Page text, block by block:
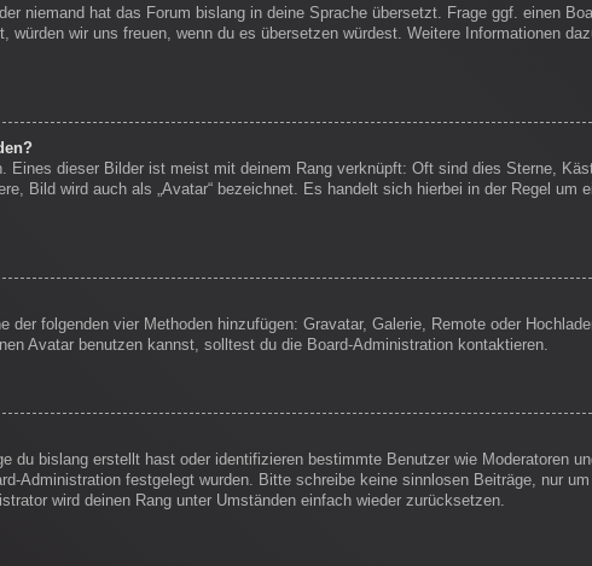
niemand hat das Forum bislang in deine Sprache übersetzt. Frage ggf. einen
wir uns freuen, wenn du es übersetzen würdest. Weitere Informationen
Eines dieser Bilder ist meist mit deinem Rang verknüpft: Oft sind dies Sterne,
Bild wird auch als „Avatar“ bezeichnet. Es handelt sich hierbei in der Regel um
der folgenden vier Methoden hinzufügen: Gravatar, Galerie, Remote oder
Avatar benutzen kannst, solltest du die Board-Administration kontaktieren.
du bislang erstellt hast oder identifizieren bestimmte Benutzer wie Moderatoren
Administration festgelegt wurden. Bitte schreibe keine sinnlosen Beiträge, nur
wird deinen Rang unter Umständen einfach wieder zurücksetzen.